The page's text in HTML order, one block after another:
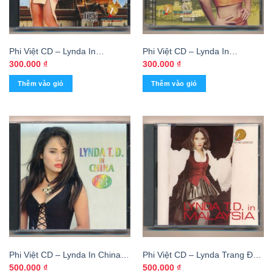
Phi Việt CD – Lynda In
Thailand (Phôi @)
300.000 ₫
Thêm vào giỏ
Phi Việt CD – Lynda In
Shanghai – Lynda Trang Đài
300.000 ₫
Thêm vào giỏ
Phi Việt CD – Lynda In China
93 (3 Góc) KGTUS
500.000 ₫
Phi Việt CD – Lynda Trang Đài
In Malaysia (3 Góc)
500.000 ₫